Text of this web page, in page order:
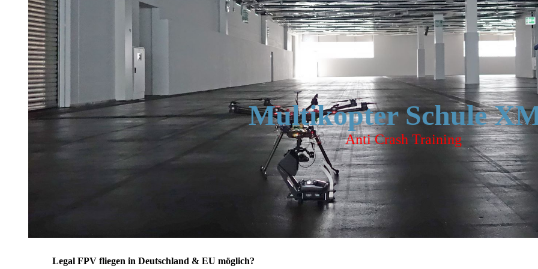
Anforderungen
EU-
Drohnenführerschein
- theoret.
München
praktische
Eigenerklärung
gemäß AMC2
UAS.OPEN.030/2b
Drohnen Gesetz 2017
DE alt
DSGVO, Panorama-
Freiheit, Recht am
Bild, Übersicht
Gerichtsurteile
Luftverkehrsordnung
Multikopter Schule
Anti Crash Training
Legal FPV fliegen in Deutschland & EU möglich?